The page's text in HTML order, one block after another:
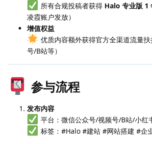
所有合规投稿者获得 Halo 专业版 1
凌霞账户发放）
增值权益
优质内容额外获得官方全渠道流量
号/B站等）
参与流程
发布内容
平台：微信公众号/视频号/B站/小红
标签：#Halo #建站 #网站搭建 #企